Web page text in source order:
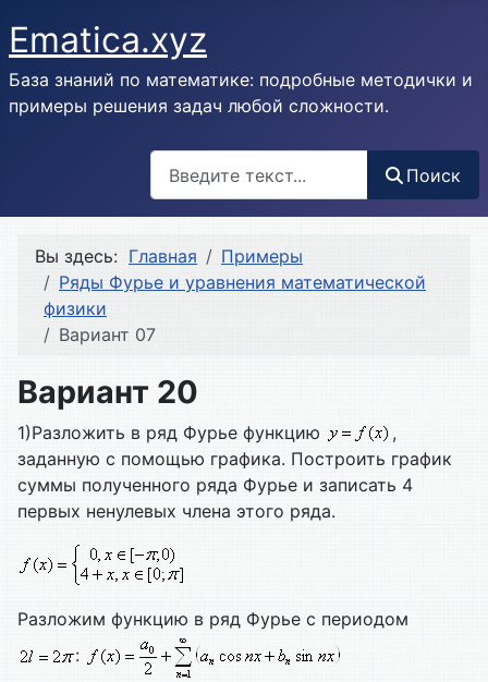
Ematica.xyz
База знаний по математике: подробные методички и
примеры решения задач любой сложности.
Поиск
Вы здесь: Главная
Примеры
Ряды Фурье и уравнения математической
физики
Вариант 07
Вариант 20
1)Разложить в ряд Фурье функцию
,
заданную с помощью графика. Построить график
суммы полученного ряда Фурье и записать 4
первых ненулевых члена этого ряда.
Разложим функцию в ряд Фурье с периодом
: